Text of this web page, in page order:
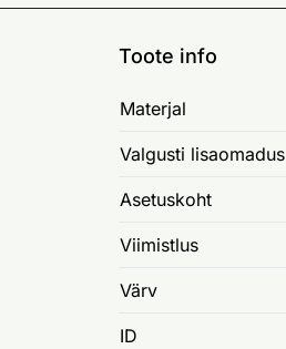
Toote info
Materjal
Valgusti lisaomadus
Asetuskoht
Viimistlus
Värv
ID